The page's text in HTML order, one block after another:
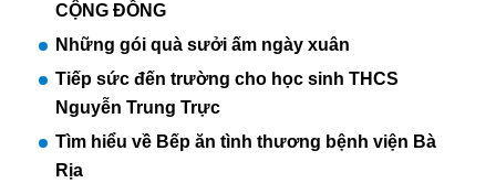
CỘNG ĐỒNG
Những gói quà sưởi ấm ngày xuân
Tiếp sức đến trường cho học sinh THCS
Nguyễn Trung Trực
Tìm hiểu về Bếp ăn tình thương bệnh viện Bà
Rịa